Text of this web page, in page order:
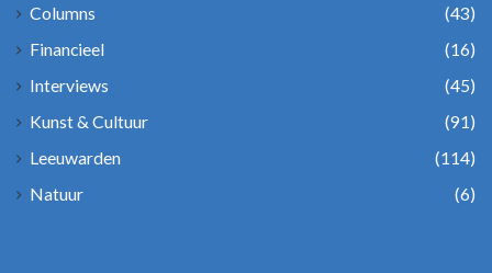
Columns
(43)
Financieel
(16)
Interviews
(45)
Kunst & Cultuur
(91)
Leeuwarden
(114)
Natuur
(6)